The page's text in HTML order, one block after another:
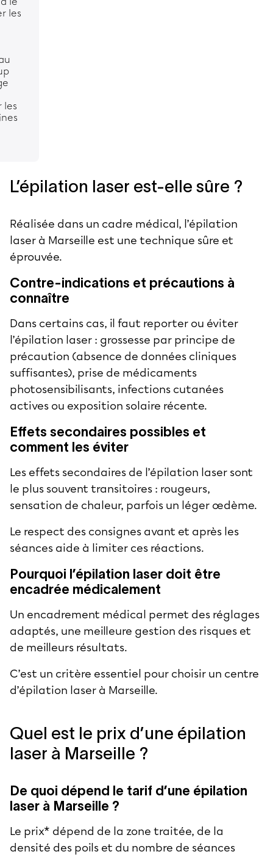
les
les
L’épilation laser est-elle sûre ?
Réalisée dans un cadre médical, l’épilation
laser à Marseille est une technique sûre et
éprouvée.
Contre-indications et précautions à
connaître
Dans certains cas, il faut reporter ou éviter
l’épilation laser : grossesse par principe de
précaution (absence de données cliniques
suffisantes), prise de médicaments
photosensibilisants, infections cutanées
actives ou exposition solaire récente.
Effets secondaires possibles et
comment les éviter
Les effets secondaires de l’épilation laser sont
le plus souvent transitoires : rougeurs,
sensation de chaleur, parfois un léger œdème.
Le respect des consignes avant et après les
séances aide à limiter ces réactions.
Pourquoi l’épilation laser doit être
encadrée médicalement
Un encadrement médical permet des réglages
adaptés, une meilleure gestion des risques et
de meilleurs résultats.
C’est un critère essentiel pour choisir un centre
d’épilation laser à Marseille.
Quel est le prix d’une épilation
laser à Marseille ?
De quoi dépend le tarif d’une épilation
laser à Marseille ?
Le prix* dépend de la zone traitée, de la
densité des poils et du nombre de séances